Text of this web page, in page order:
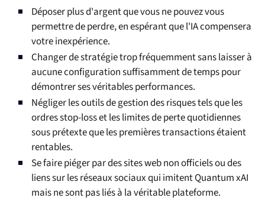
Déposer plus d'argent que vous ne pouvez vous
permettre de perdre, en espérant que l'IA compensera
votre inexpérience.
Changer de stratégie trop fréquemment sans laisser à
aucune configuration suffisamment de temps pour
démontrer ses véritables performances.
Négliger les outils de gestion des risques tels que les
ordres stop-loss et les limites de perte quotidiennes
sous prétexte que les premières transactions étaient
rentables.
Se faire piéger par des sites web non officiels ou des
liens sur les réseaux sociaux qui imitent Quantum xAI
mais ne sont pas liés à la véritable plateforme.